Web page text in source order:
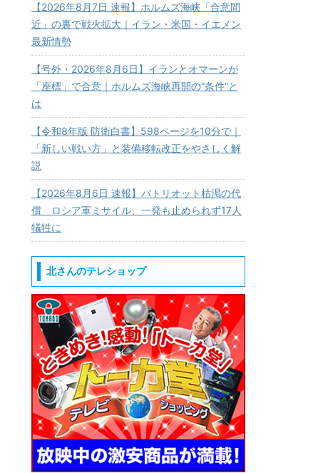
【2026年8月7日 速報】ホルムズ海峡「合意間
近」の裏で戦火拡大｜イラン・米国・イエメン
最新情勢
【号外・2026年8月6日】イランとオマーンが
「座標」で合意｜ホルムズ海峡再開の“条件”と
は
【令和8年版 防衛白書】598ページを10分で｜
「新しい戦い方」と装備移転改正をやさしく解
説
【2026年8月6日 速報】パトリオット枯渇の代
償 ロシア軍ミサイル、一発も止められず17人
犠牲に
北さんのテレショップ